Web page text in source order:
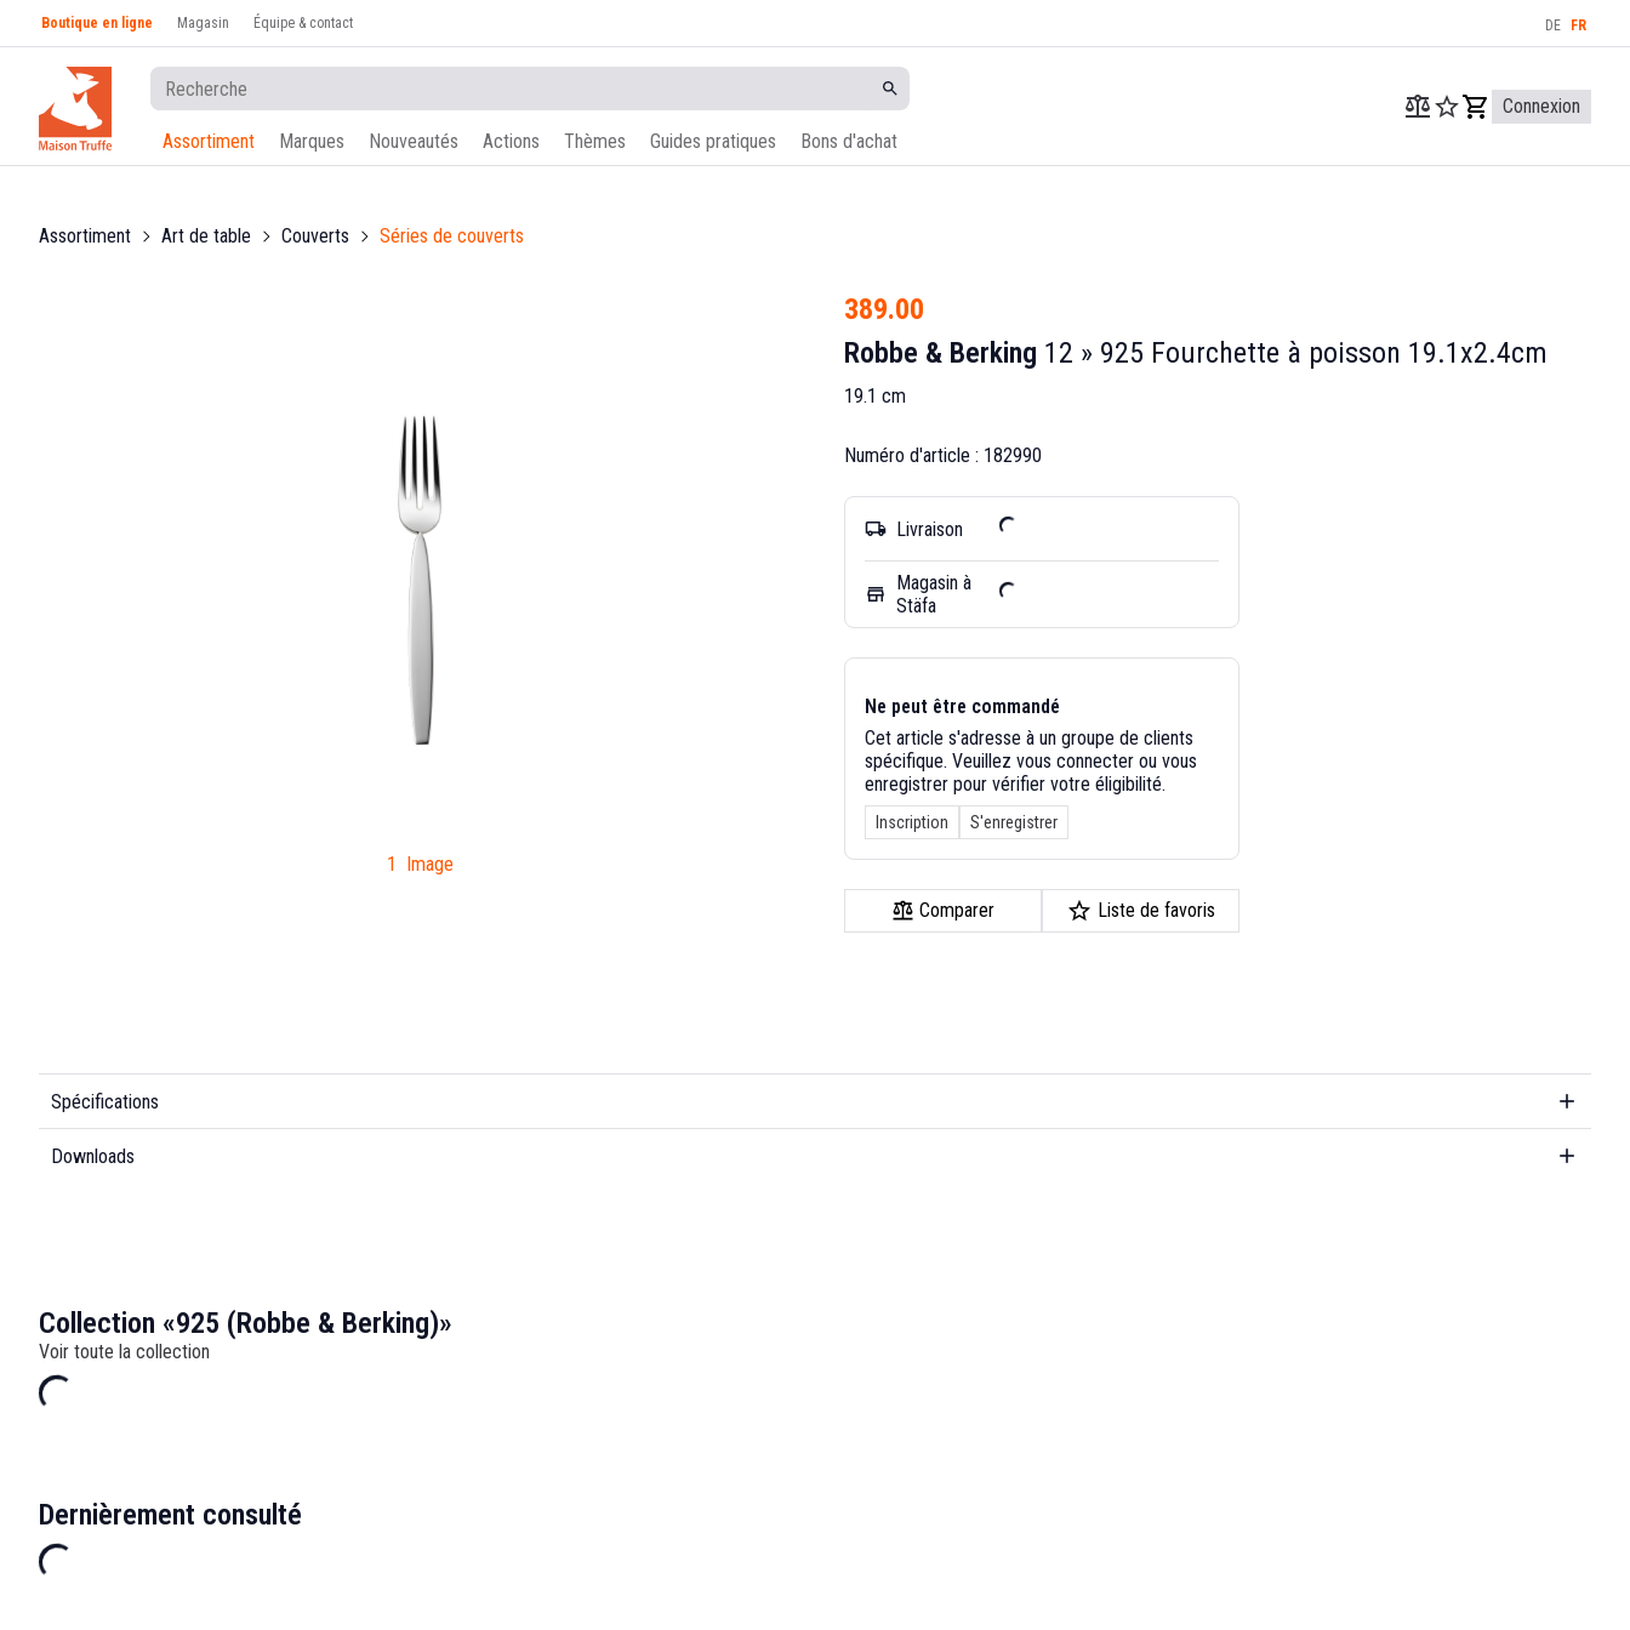
Boutique en ligne Magasin Équipe & contact DE FR
Assortiment Marques Nouveautés Actions Thèmes Guides pratiques Bons d'achat
Connexion
Assortiment Art de table Couverts Séries de couverts
1 Image
389.00
Robbe & Berking 12 » 925 Fourchette à poisson 19.1x2.4cm
19.1 cm
Numéro d'article : 182990
local_shipping Livraison
store
Magasin à
Stäfa
Ne peut être commandé
Cet article s'adresse à un groupe de clients
spécifique. Veuillez vous connecter ou vous
enregistrer pour vérifier votre éligibilité.
Inscription S'enregistrer
Comparer Liste de favoris
Spécifications
Downloads
Collection «925 (Robbe & Berking)»
Voir toute la collection
Dernièrement consulté